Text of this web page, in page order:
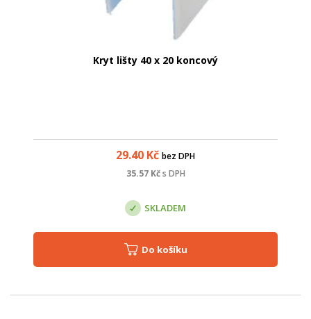
Kryt lišty 40 x 20 koncový
29.40 Kč bez DPH
35.57Kč s DPH
SKLADEM
Do košíku